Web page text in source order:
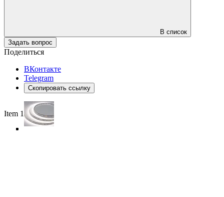
В список
Задать вопрос
Поделиться
ВКонтакте
Telegram
Скопировать ссылку
Item 1 of 4